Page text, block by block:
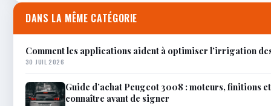
DANS LA MÊME CATÉGORIE
Comment les applications aident à optimiser l’irrigation
30 JUIL 2026
Guide d’achat Peugeot 3008 : moteurs, finitions
connaître avant de signer